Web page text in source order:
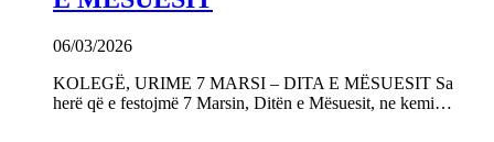
06/03/2026
KOLEGË, URIME 7 MARSI – DITA E MËSUESIT Sa
herë që e festojmë 7 Marsin, Ditën e Mësuesit, ne kemi…